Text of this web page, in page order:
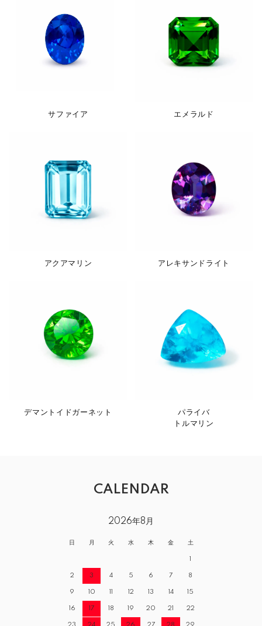
サファイア エメラルド
アクアマリン アレキサンドライト
デマントイドガーネット
パライバ
トルマリン
CALENDAR
2026年8月
日 月 火 水 木 金 土
1
2 3 4 5 6 7 8
9 10 11 12 13 14 15
16 17 18 19 20 21 22